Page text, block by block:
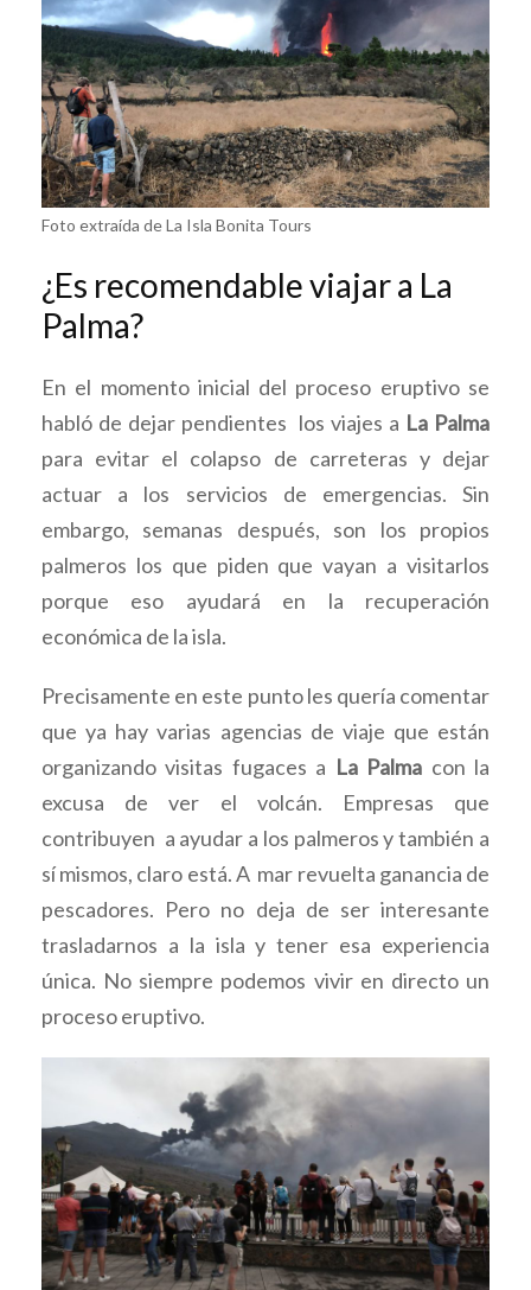
Foto extraída de La Isla Bonita Tours
¿Es recomendable viajar a La
Palma?
En el momento inicial del proceso eruptivo se
habló de dejar pendientes los viajes a La Palma
para evitar el colapso de carreteras y dejar
actuar a los servicios de emergencias. Sin
embargo, semanas después, son los propios
palmeros los que piden que vayan a visitarlos
porque eso ayudará en la recuperación
económica de la isla.
Precisamente en este punto les quería comentar
que ya hay varias agencias de viaje que están
organizando visitas fugaces a La Palma con la
excusa de ver el volcán. Empresas que
contribuyen a ayudar a los palmeros y también a
sí mismos, claro está. A mar revuelta ganancia de
pescadores. Pero no deja de ser interesante
trasladarnos a la isla y tener esa experiencia
única. No siempre podemos vivir en directo un
proceso eruptivo.